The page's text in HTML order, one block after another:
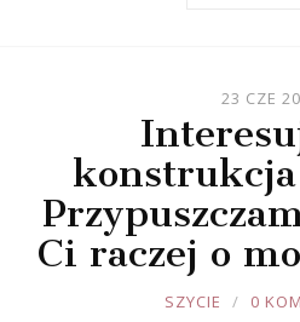
23 CZE
Ci raczej o
JOULE
SZYCIE 0